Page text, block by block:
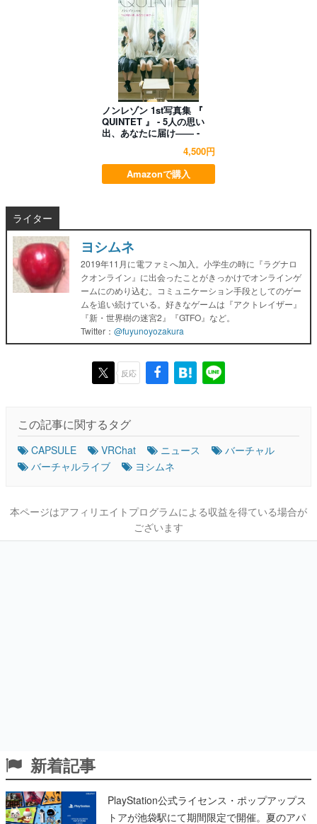
ノンレゾン 1st写真集 『
QUINTET 』 - 5人の思い
出、あなたに届け―― -
4,500円
Amazonで購入
ライター
ヨシムネ
2019年11月に電ファミへ加入。小学生の時に『ラグナロ
クオンライン』に出会ったことがきっかけでオンラインゲ
ームにのめり込む。コミュニケーション手段としてのゲー
ムを追い続けている。好きなゲームは『アクトレイザー』
『新・世界樹の迷宮2』『GTFO』など。
Twitter： @fuyunoyozakura
反応
この記事に関するタグ
CAPSULE VRChat ニュース
バーチャル
バーチャルライブ
ヨシムネ
本ページはアフィリエイトプログラムによる収益を得ている場合が
ございます
新着記事
PlayStation公式ライセンス・ポップアップス
トアが池袋駅にて期間限定で開催。夏のアパ